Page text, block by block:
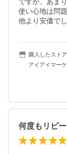
使い心地は問
他より安価でし
購入したストア
アイアイマー